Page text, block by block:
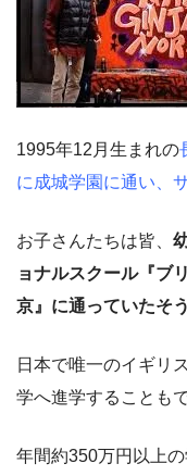
1995年12月生まれの
に成城学園に通い、
お子さんたちは皆、
ョナルスクール『ブ
京』に通っていたそ
日本で唯一のイギリ
学へ進学することも
年間約350万円以上